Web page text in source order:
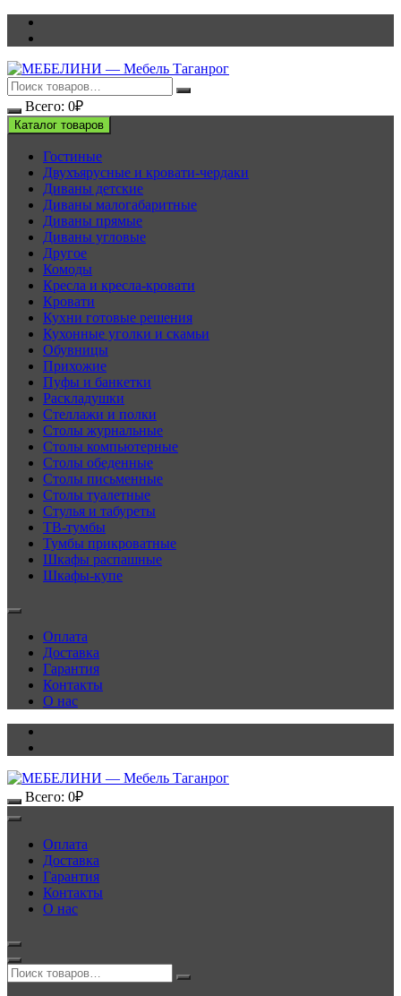
Перейти
Всего: 0₽
Каталог товаров
Гостиные
Двухъярусные и кровати-чердаки
Диваны детские
Диваны малогабаритные
Диваны прямые
Диваны угловые
Другое
Комоды
Кресла и кресла-кровати
Кровати
Кухни готовые решения
Кухонные уголки и скамьи
Обувницы
Прихожие
Пуфы и банкетки
Раскладушки
Стеллажи и полки
Столы журнальные
Столы компьютерные
Столы обеденные
Столы письменные
Столы туалетные
Стулья и табуреты
ТВ-тумбы
Тумбы прикроватные
Шкафы распашные
Шкафы-купе
Оплата
Доставка
Гарантия
Контакты
О нас
Всего: 0₽
Оплата
Доставка
Гарантия
Контакты
О нас